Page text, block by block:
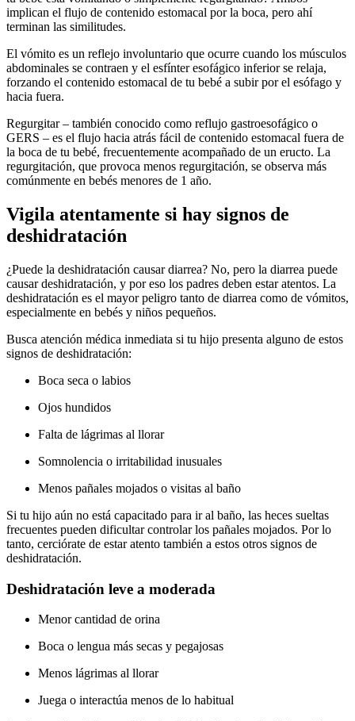
implican el flujo de contenido estomacal por la boca, pero ahí
terminan las similitudes.
El vómito es un reflejo involuntario que ocurre cuando los músculos
abdominales se contraen y el esfínter esofágico inferior se relaja,
forzando el contenido estomacal de tu bebé a subir por el esófago y
hacia fuera.
Regurgitar – también conocido como reflujo gastroesofágico o
GERS – es el flujo hacia atrás fácil de contenido estomacal fuera de
la boca de tu bebé, frecuentemente acompañado de un eructo. La
regurgitación, que provoca menos regurgitación, se observa más
comúnmente en bebés menores de 1 año.
Vigila atentamente si hay signos de
deshidratación
¿Puede la deshidratación causar diarrea? No, pero la diarrea puede
causar deshidratación, y por eso los padres deben estar atentos. La
deshidratación es el mayor peligro tanto de diarrea como de vómitos,
especialmente en bebés y niños pequeños.
Busca atención médica inmediata si tu hijo presenta alguno de estos
signos de deshidratación:
Boca seca o labios
Ojos hundidos
Falta de lágrimas al llorar
Somnolencia o irritabilidad inusuales
Menos pañales mojados o visitas al baño
Si tu hijo aún no está capacitado para ir al baño, las heces sueltas
frecuentes pueden dificultar controlar los pañales mojados. Por lo
tanto, cerciórate de estar atento también a estos otros signos de
deshidratación.
Deshidratación leve a moderada
Menor cantidad de orina
Boca o lengua más secas y pegajosas
Menos lágrimas al llorar
Juega o interactúa menos de lo habitual